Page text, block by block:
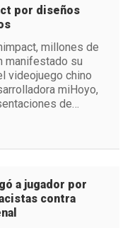
por diseños
millones de
manifestado su
videojuego chino
miHoyo,
de…
a jugador por
contra